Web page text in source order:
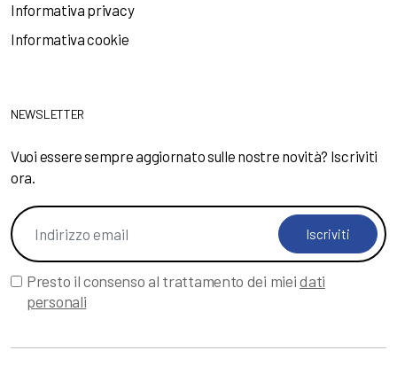
Informativa privacy
Informativa cookie
NEWSLETTER
Vuoi essere sempre aggiornato sulle nostre novità? Iscriviti
ora.
Iscriviti
Presto il consenso al trattamento dei mieidati
personali